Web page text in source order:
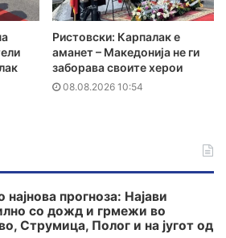
Ристовски: Карпалак е
аманет – Македонија не ги
заборава своите херои
08.08.2026 10:54
прогноза: Најави
со дожд и грмежи во
Струмица, Полог и на југот од